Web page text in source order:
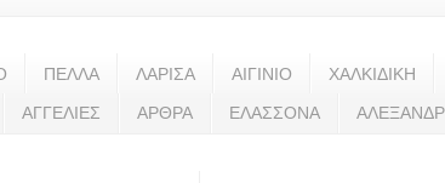
ΠΕΛΛΑ ΛΑΡΙΣΑ ΑΙΓΙΝΙΟ ΧΑΛΚΙΔΙΚΗ
ΑΓΓΕΛΙΕΣ ΑΡΘΡΑ ΕΛΑΣΣΟΝΑ